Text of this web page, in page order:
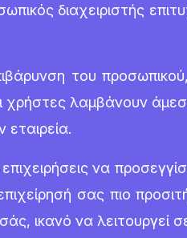
διαχειριστής
του
χρήστες λαμβάνουν
να
σας πιο
ικανό να